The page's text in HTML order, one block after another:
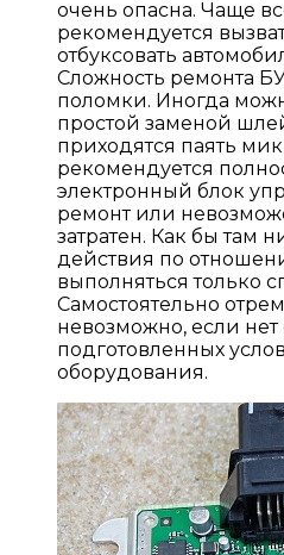
очень опасна. Чаще
рекомендуется
отбуксовать
Сложность ремонта
поломки. Иногда
простой заменой
приходятся паять
рекомендуется
электронный блок
ремонт или
затратен. Как бы там
действия по
выполняться только
Самостоятельно
невозможно, если нет
подготовленных
оборудования.